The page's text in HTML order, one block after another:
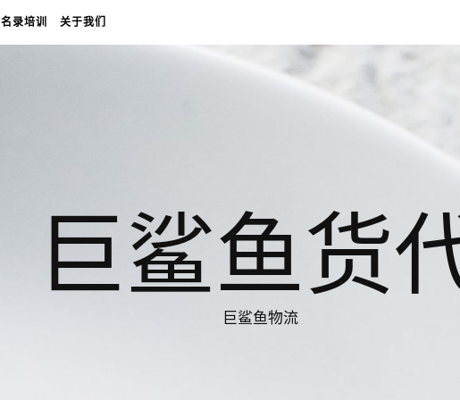
名录培训 关于我们
巨鲨鱼货
巨鲨鱼物流